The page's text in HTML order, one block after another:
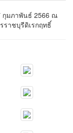
กุมภาพันธ์ 2566 ณ
ราชบุรีดิเรกฤทธิ์